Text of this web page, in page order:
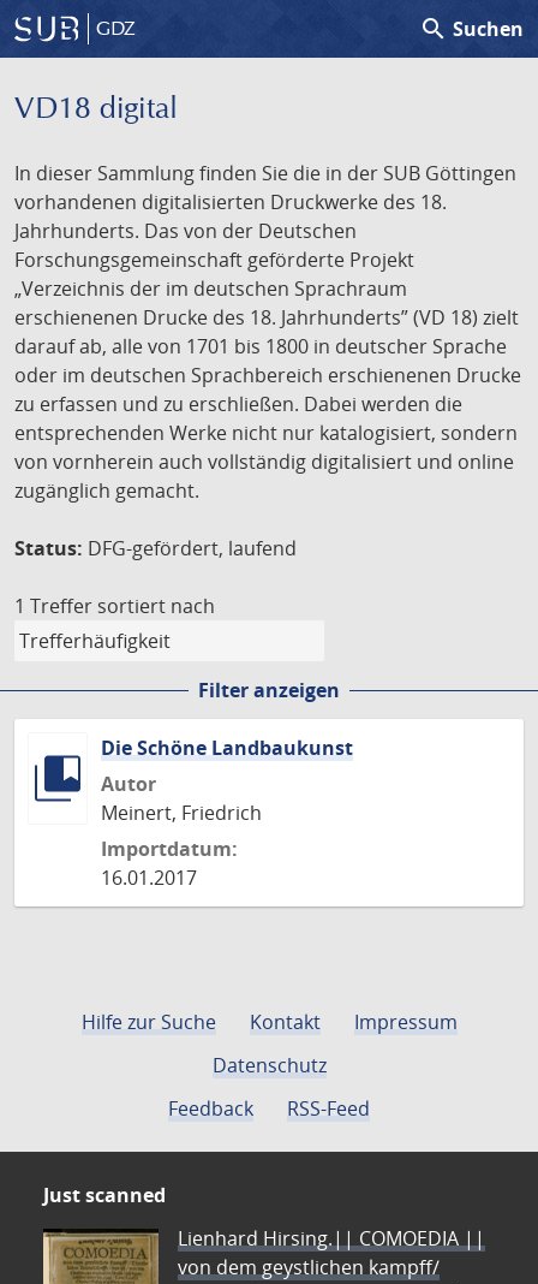
GDZ search Suchen
VD18 digital
In dieser Sammlung finden Sie die in der SUB Göttingen
vorhandenen digitalisierten Druckwerke des 18.
Jahrhunderts. Das von der Deutschen
Forschungsgemeinschaft geförderte Projekt
„Verzeichnis der im deutschen Sprachraum
erschienenen Drucke des 18. Jahrhunderts” (VD 18) zielt
darauf ab, alle von 1701 bis 1800 in deutscher Sprache
oder im deutschen Sprachbereich erschienenen Drucke
zu erfassen und zu erschließen. Dabei werden die
entsprechenden Werke nicht nur katalogisiert, sondern
von vornherein auch vollständig digitalisiert und online
zugänglich gemacht.
Status: DFG-gefördert, laufend
1 Treffer sortiert nach
Filter anzeigen
Die Schöne Landbaukunst
Autor
Meinert, Friedrich
Importdatum:
16.01.2017
Hilfe zur Suche Kontakt
Impressum
Datenschutz
Feedback
RSS-Feed
Just scanned
Lienhard Hirsing.|| COMOEDIA ||
von dem geystlichen kampff/